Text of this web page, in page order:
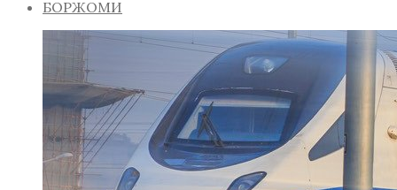
БОРЖОМИ